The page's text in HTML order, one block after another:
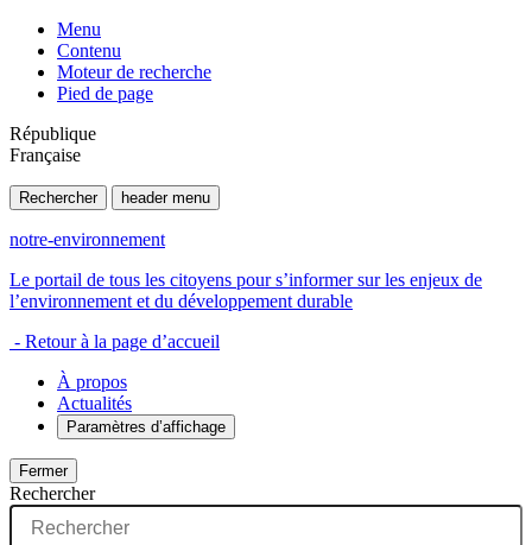
Menu
Contenu
Moteur de recherche
Pied de page
République
Française
Rechercher header menu
notre-environnement
Le portail de tous les citoyens pour s’informer sur les enjeux de
l’environnement et du développement durable
- Retour à la page d’accueil
À propos
Actualités
Paramètres d’affichage
Fermer
Rechercher